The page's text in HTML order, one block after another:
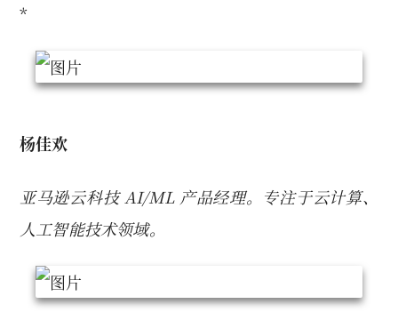
*
杨佳欢
亚马逊云科技 AI/ML 产品经理。专注于云计算、
人工智能技术领域。